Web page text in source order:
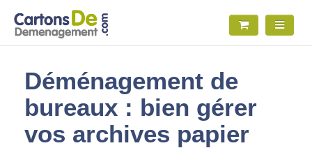
Déménagement de
bureaux : bien gérer
vos archives papier